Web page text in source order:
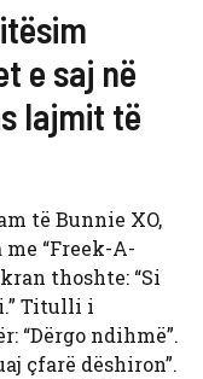
e saj në
lajmit të
të Bunnie XO,
“Freek-A-
thoshte: “Si
Titulli i
“Dërgo ndihmë”.
çfarë dëshiron”.